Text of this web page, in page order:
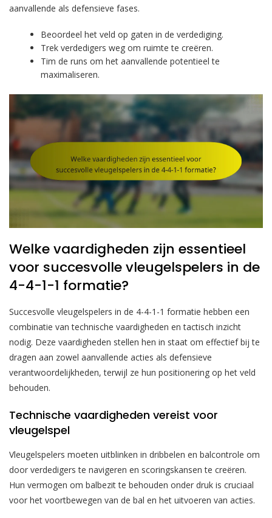
aanvallende als defensieve fases.
Beoordeel het veld op gaten in de verdediging.
Trek verdedigers weg om ruimte te creëren.
Tim de runs om het aanvallende potentieel te
maximaliseren.
Welke vaardigheden zijn essentieel
voor succesvolle vleugelspelers in de
4-4-1-1 formatie?
Succesvolle vleugelspelers in de 4-4-1-1 formatie hebben een
combinatie van technische vaardigheden en tactisch inzicht
nodig. Deze vaardigheden stellen hen in staat om effectief bij te
dragen aan zowel aanvallende acties als defensieve
verantwoordelijkheden, terwijl ze hun positionering op het veld
behouden.
Technische vaardigheden vereist voor
vleugelspel
Vleugelspelers moeten uitblinken in dribbelen en balcontrole om
door verdedigers te navigeren en scoringskansen te creëren.
Hun vermogen om balbezit te behouden onder druk is cruciaal
voor het voortbewegen van de bal en het uitvoeren van acties.